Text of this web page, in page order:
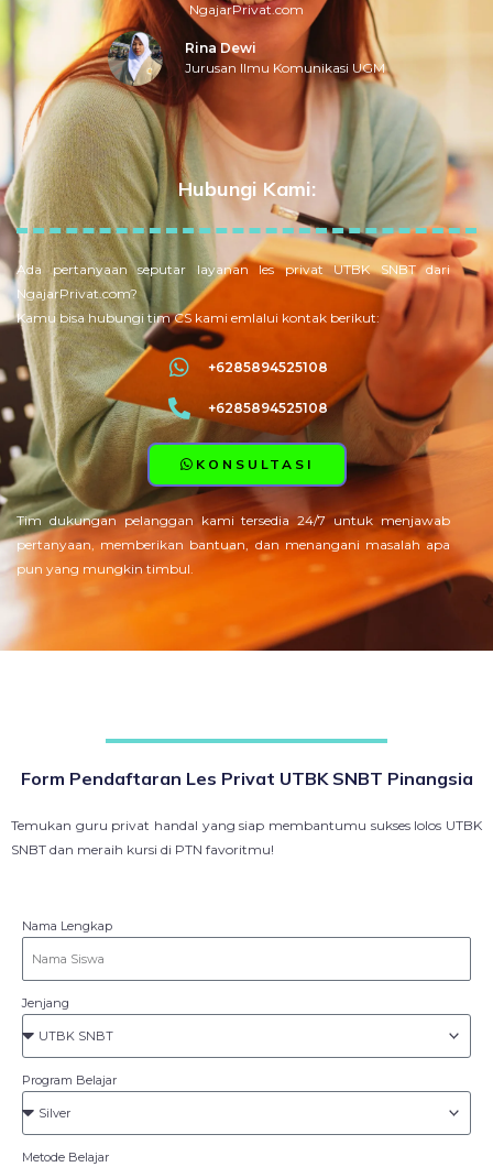
NgajarPrivat.com
Rina Dewi
Jurusan Ilmu Komunikasi UGM
Hubungi Kami:
Ada pertanyaan seputar layanan les privat UTBK SNBT dari
NgajarPrivat.com?
Kamu bisa hubungi tim CS kami emlalui kontak berikut:
+6285894525108
+6285894525108
KONSULTASI
Tim dukungan pelanggan kami tersedia 24/7 untuk menjawab
pertanyaan, memberikan bantuan, dan menangani masalah apa
pun yang mungkin timbul.
Form Pendaftaran Les Privat UTBK SNBT Pinangsia
Temukan guru privat handal yang siap membantumu sukses lolos UTBK
SNBT dan meraih kursi di PTN favoritmu!
Nama Lengkap
Jenjang
Program Belajar
Metode Belajar